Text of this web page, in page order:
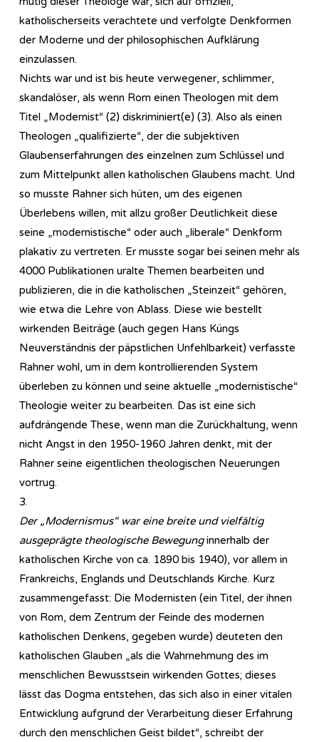
katholischerseits verachtete und verfolgte Denkformen
der Moderne und der philosophischen Aufklärung
einzulassen.
Nichts war und ist bis heute verwegener, schlimmer,
skandalöser, als wenn Rom einen Theologen mit dem
Titel „Modernist“ (2) diskriminiert(e) (3). Also als einen
Theologen „qualifizierte“, der die subjektiven
Glaubenserfahrungen des einzelnen zum Schlüssel und
zum Mittelpunkt allen katholischen Glaubens macht. Und
so musste Rahner sich hüten, um des eigenen
Überlebens willen, mit allzu großer Deutlichkeit diese
seine „modernistische“ oder auch „liberale“ Denkform
plakativ zu vertreten. Er musste sogar bei seinen mehr als
4000 Publikationen uralte Themen bearbeiten und
publizieren, die in die katholischen „Steinzeit“ gehören,
wie etwa die Lehre von Ablass. Diese wie bestellt
wirkenden Beiträge (auch gegen Hans Küngs
Neuverständnis der päpstlichen Unfehlbarkeit) verfasste
Rahner wohl, um in dem kontrollierenden System
überleben zu können und seine aktuelle „modernistische“
Theologie weiter zu bearbeiten. Das ist eine sich
aufdrängende These, wenn man die Zurückhaltung, wenn
nicht Angst in den 1950-1960 Jahren denkt, mit der
Rahner seine eigentlichen theologischen Neuerungen
vortrug.
3.
Der „Modernismus“ war eine breite und vielfältig
ausgeprägte theologische Bewegunginnerhalb der
katholischen Kirche von ca. 1890 bis 1940), vor allem in
Frankreichs, Englands und Deutschlands Kirche. Kurz
zusammengefasst: Die Modernisten (ein Titel, der ihnen
von Rom, dem Zentrum der Feinde des modernen
katholischen Denkens, gegeben wurde) deuteten den
katholischen Glauben „als die Wahrnehmung des im
menschlichen Bewusstsein wirkenden Gottes; dieses
lässt das Dogma entstehen, das sich also in einer vitalen
Entwicklung aufgrund der Verarbeitung dieser Erfahrung
durch den menschlichen Geist bildet“, schreibt der